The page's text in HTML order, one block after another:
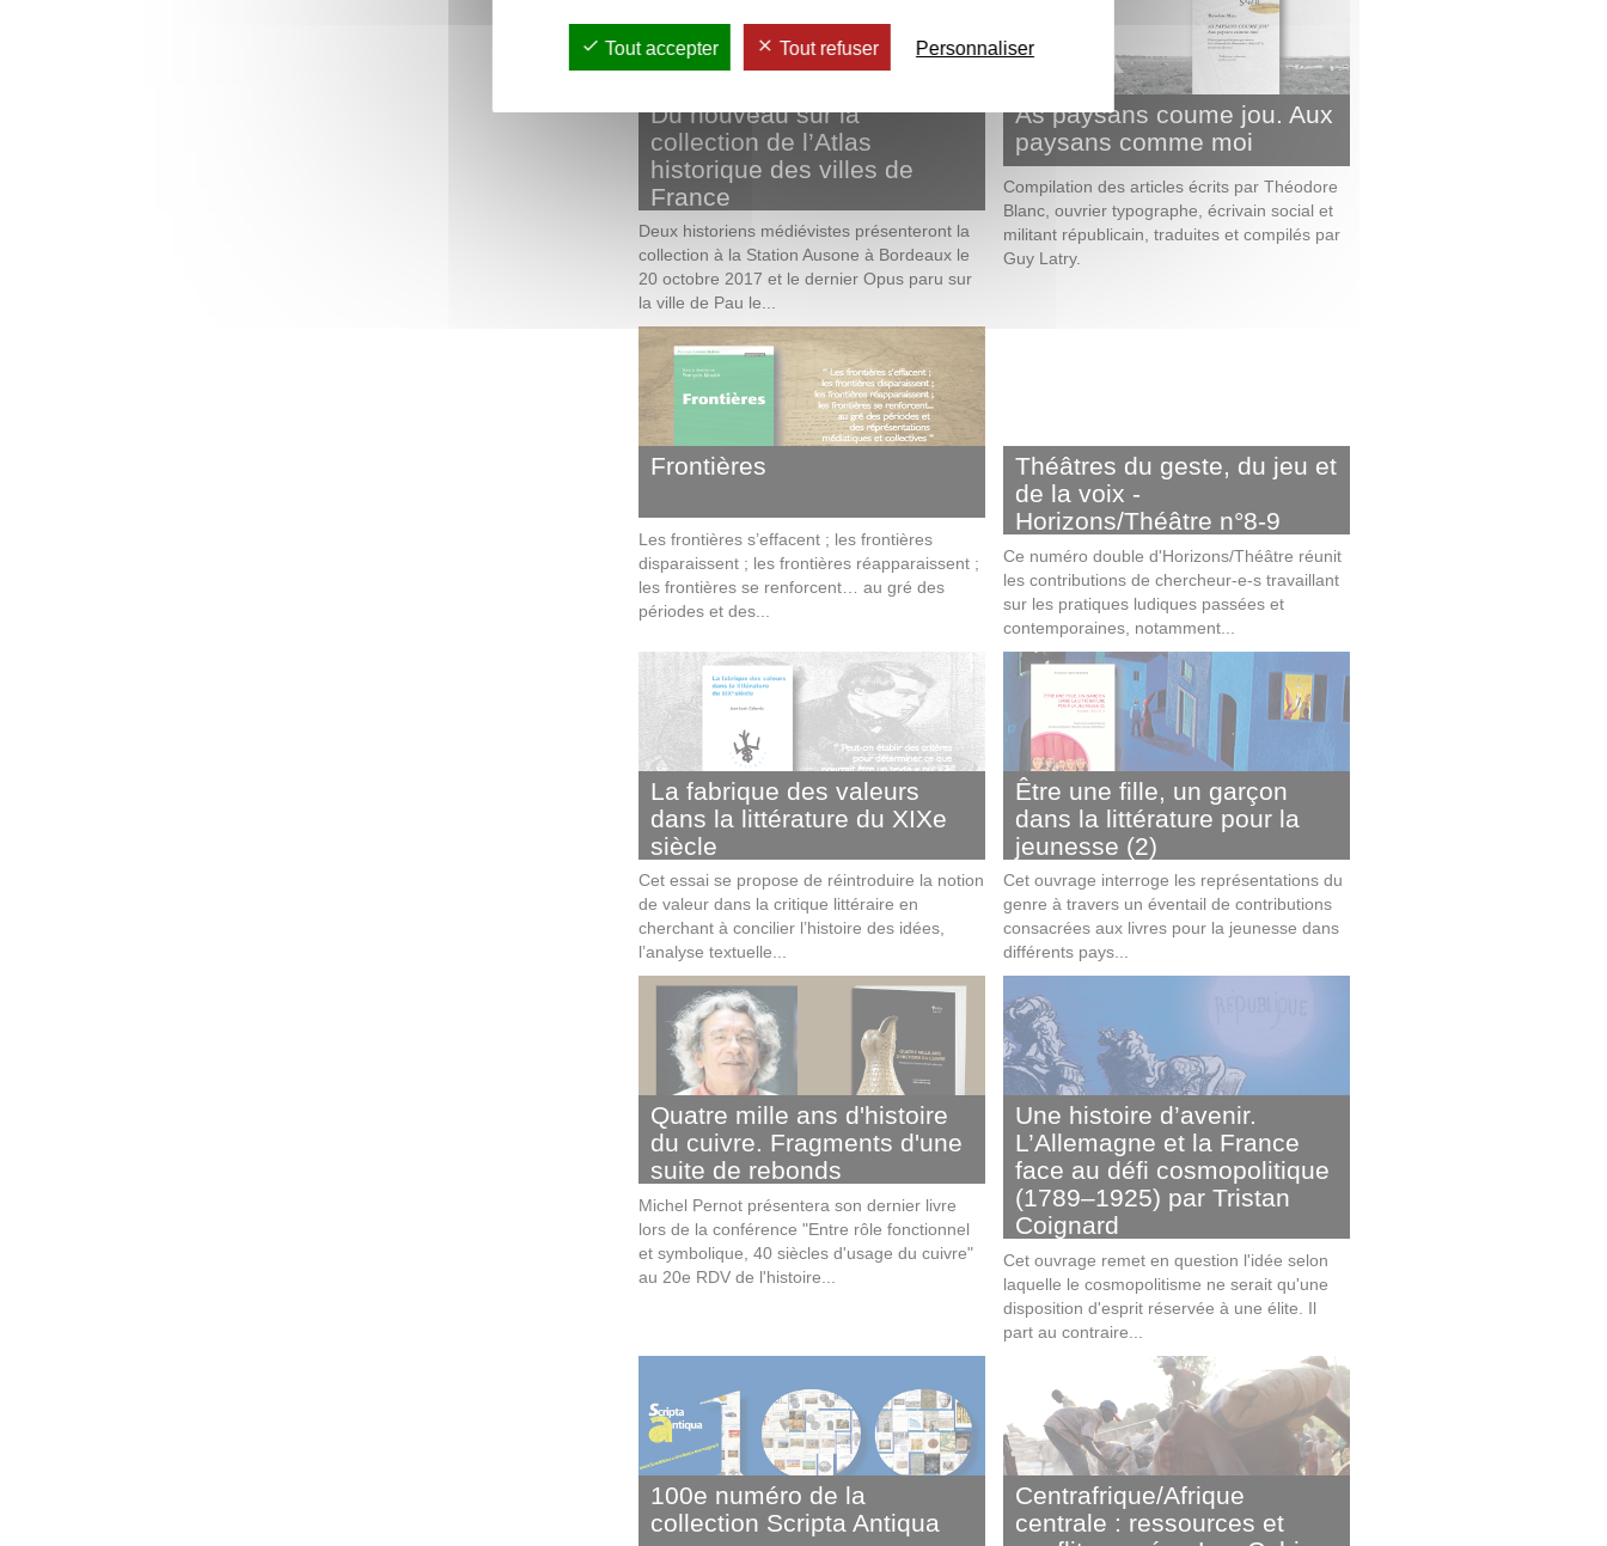
Du nouveau sur la
collection de l’Atlas
historique des villes de
France
Deux historiens médiévistes présenteront la
collection à la Station Ausone à Bordeaux le
20 octobre 2017 et le dernier Opus paru sur
la ville de Pau le...
As paysans coume jou. Aux
paysans comme moi
Compilation des articles écrits par Théodore
Blanc, ouvrier typographe, écrivain social et
militant républicain, traduites et compilés par
Guy Latry.
Frontières
Les frontières s’effacent­ ; les frontières
disparaissent­ ; les frontières réapparaissent­ ;
les frontières se renforcent… au gré des
périodes et des...
Théâtres du geste, du jeu et
de la voix -
Horizons/Théâtre n°8-9
Ce numéro double d'Horizons/Théâtre réunit
les contributions de chercheur-e-s travaillant
sur les pratiques ludiques passées et
contemporaines, notamment...
La fabrique des valeurs
dans la littérature du XIXe
siècle
Cet essai se propose de réintroduire la notion
de valeur dans la critique littéraire en
cherchant à concilier l’histoire des idées,
l’analyse textuelle...
Être une fille, un garçon
dans la littérature pour la
jeunesse (2)
Cet ouvrage interroge les représentations du
genre à travers un éventail de contributions
consacrées aux livres pour la jeunesse dans
différents pays...
Quatre mille ans d'histoire
du cuivre. Fragments d'une
suite de rebonds
Michel Pernot présentera son dernier livre
lors de la conférence "Entre rôle fonctionnel
et symbolique, 40 siècles d'usage du cuivre"
au 20e RDV de l'histoire...
Une histoire d’avenir.
L’Allemagne et la France
face au défi cosmopolitique
(1789–1925) par Tristan
Coignard
Cet ouvrage remet en question l'idée selon
laquelle le cosmopolitisme ne serait qu'une
disposition d'esprit réservée à une élite. Il
part au contraire...
100e numéro de la
collection Scripta Antiqua
Centrafrique/Afrique
centrale : ressources et
Tout accepter Tout refuser Personnaliser